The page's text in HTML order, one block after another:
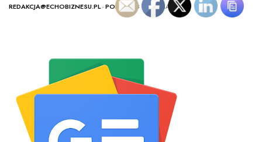
REDAKCJA@ECHOBIZNESU.PL-POLSKA - 8 GRUDNIA, 2025